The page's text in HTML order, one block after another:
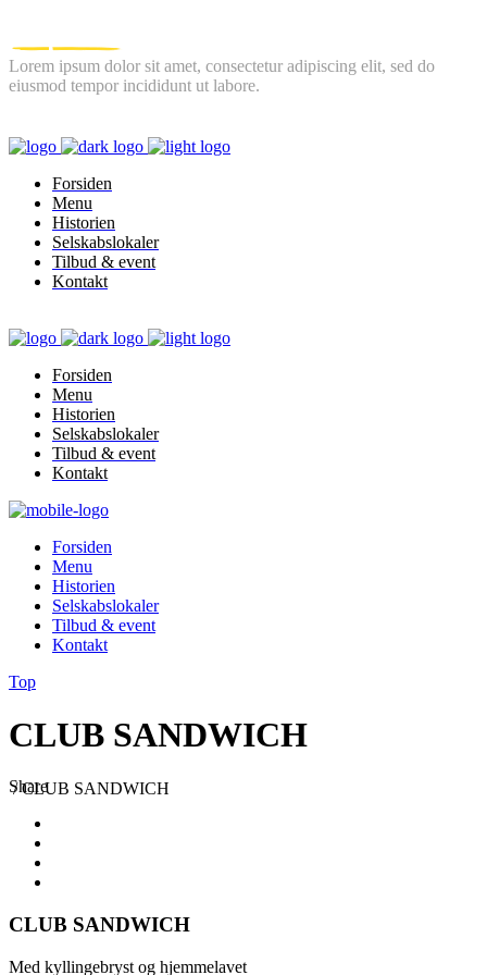
Lorem ipsum dolor sit amet, consectetur adipiscing elit, sed do
eiusmod tempor incididunt ut labore.
Forsiden
Menu
Historien
Selskabslokaler
Tilbud & event
Kontakt
Forsiden
Menu
Historien
Selskabslokaler
Tilbud & event
Kontakt
Forsiden
Menu
Historien
Selskabslokaler
Tilbud & event
Kontakt
Top
CLUB SANDWICH
/CLUB SANDWICH
Share
CLUB SANDWICH
Med kyllingebryst og hjemmelavet